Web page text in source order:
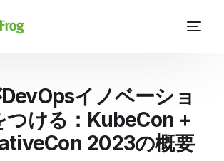
イノベーショ
つける：KubeCon +
2023の概要